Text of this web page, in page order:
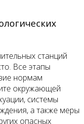
станций
Все этапы
нормам
окружающей
системы
а также меры
опасных